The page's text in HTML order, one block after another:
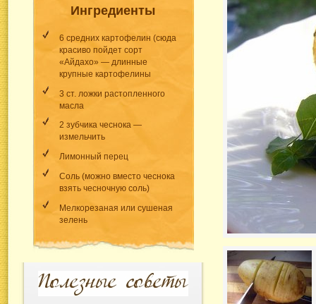
Ингредиенты
6 средних картофелин (сюда
красиво пойдет сорт
«Айдахо» — длинные
крупные картофелины
3 ст. ложки растопленного
масла
2 зубчика чеснока —
измельчить
Лимонный перец
Соль (можно вместо чеснока
взять чесночную соль)
Мелкорезаная или сушеная
зелень